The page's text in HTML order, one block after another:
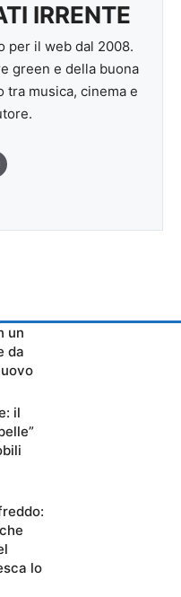
IRRENTE
per il web dal 2008.
green e della buona
musica, cinema e
un
da
il
lo